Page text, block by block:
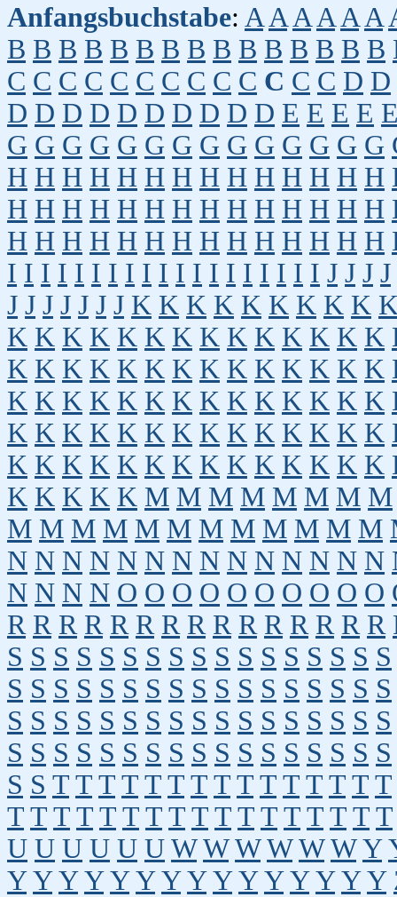
Anfangsbuchstabe: A A A A A A
B B B B B B B B B B B B B B B
C C C C C C C C C C C C C D D
D D D D D D D D D D E E E E
G G G G G G G G G G G G G G
H H H H H H H H H H H H H H
H H H H H H H H H H H H H H
H H H H H H H H H H H H H H
I I I I I I I I I I I I I I I I I I I J J J J
J J J J J J J K K K K K K K K K
K K K K K K K K K K K K K K
K K K K K K K K K K K K K K
K K K K K K K K K K K K K K
K K K K K K K K K K K K K K
K K K K K K K K K K K K K K
K K K K K M M M M M M M M
M M M M M M M M M M M M
N N N N N N N N N N N N N N
N N N N O O O O O O O O O O
R R R R R R R R R R R R R R R
S S S S S S S S S S S S S S S S S
S S S S S S S S S S S S S S S S S
S S S S S S S S S S S S S S S S S
S S S S S S S S S S S S S S S S S
S S T T T T T T T T T T T T T T T
T T T T T T T T T T T T T T T T T
U U U U U U W W W W W W Y
Y Y Y Y Y Y Y Y Y Y Y Y Y Y Y